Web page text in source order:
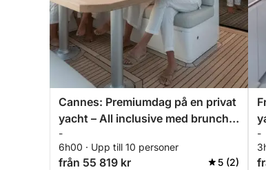
Cannes: Premiumdag på en privat
yacht – All inclusive med brunch
och vattensporter
-
6h00 · Upp till 10 personer
från 55 819 kr 5 (2)
-